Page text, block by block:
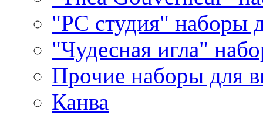
"РС студия" наборы
"Чудесная игла"
Прочие наборы для
Канва